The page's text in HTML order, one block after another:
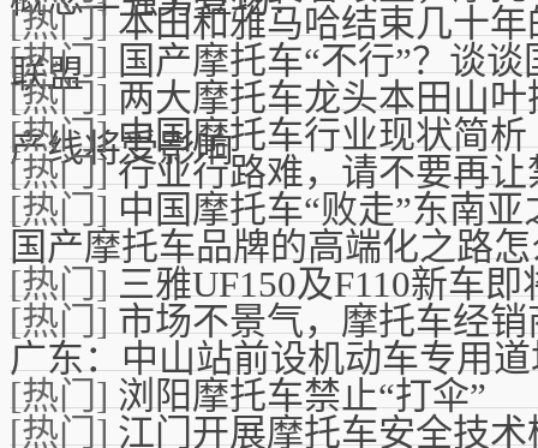
[热门]本田和雅马哈结束几十
联盟
[热门]国产摩托车“不行”？谈
[热门]两大摩托车龙头本田山
产线将受影响
[热门]中国摩托车行业现状简析
[热门]行业行路难，请不要再让
[热门]中国摩托车“败走”东南
国产摩托车品牌的高端化之路
[热门]三雅UF150及F110新车即
[热门]市场不景气，摩托车经
广东：中山站前设机动车专用
[热门]浏阳摩托车禁止“打伞”
[热门]江门开展摩托车安全技